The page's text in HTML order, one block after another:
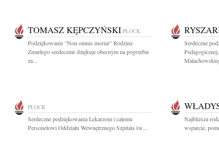
TOMASZ KĘPCZYŃSKI PŁOCK
Podziękowanie "Non omnis moriar" Rodzina
Zmarłego serdecznie dziękuje obecnym na pogrzebie
za...
Serdeczne
PŁOCK
Serdeczne podziękowania Lekarzom i całemu
Personelowi Oddziału Wewnętrznego Szpitala św....
Najbliższa
wsparcie,